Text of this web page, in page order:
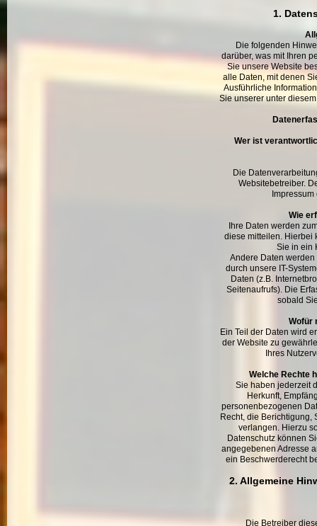
1.
Die folgenden
darüber, was mit Ihren
Sie unsere Website
alle Daten, mit denen
Ausführliche
Sie unserer unter
Wer ist
Die
Websitebetreiber.
Wie
Ihre Daten werden
diese mitteilen. Hierbei
Sie in ein
Andere Daten
durch unsere IT-
Daten (z.B.
Seitenaufrufs). Die
sobald
Wofür
Ein Teil der Daten wird
der Website zu
Ihres
Welche Rechte
Sie haben jederzeit
Herkunft,
personenbezogenen
Recht, die Berichtigung,
verlangen. Hierzu
Datenschutz können
angegebenen Adresse
ein Beschwerderecht
2. Allgemeine
Die Betreiber